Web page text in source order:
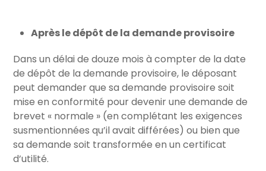
Après le dépôt de la demande provisoire
Dans un délai de douze mois à compter de la date
de dépôt de la demande provisoire, le déposant
peut demander que sa demande provisoire soit
mise en conformité pour devenir une demande de
brevet « normale » (en complétant les exigences
susmentionnées qu’il avait différées) ou bien que
sa demande soit transformée en un certificat
d’utilité.